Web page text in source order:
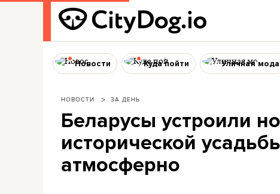
Новости Куда пойти Уличная мода
НОВОСТИ ЗА ДЕНЬ
Беларусы устроили
исторической
атмосферно